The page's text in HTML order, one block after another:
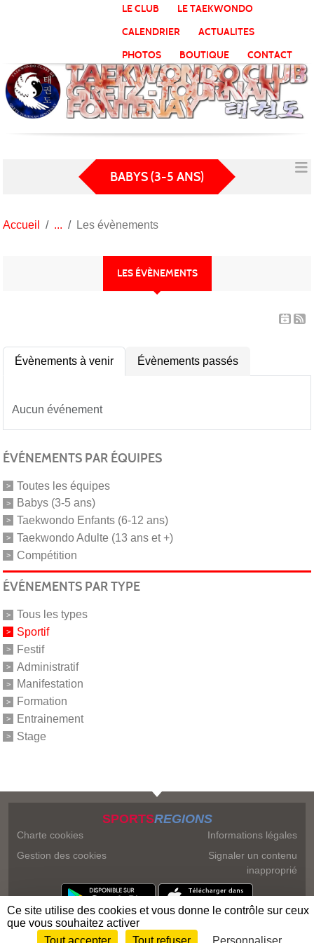
LE CLUB
LE TAEKWONDO
CALENDRIER
ACTUALITES
PHOTOS
BOUTIQUE CONTACT
BABYS (3-5 ANS)
Accueil Les évènements
LES ÉVÈNEMENTS
Évènements à venir Évènements passés
Aucun événement
ÉVÉNEMENTS PAR ÉQUIPES
Toutes les équipes
Babys (3-5 ans)
Taekwondo Enfants (6-12 ans)
Taekwondo Adulte (13 ans et +)
Compétition
ÉVÉNEMENTS PAR TYPE
Tous les types
Sportif
Festif
Administratif
Manifestation
Formation
Entrainement
Stage
SPORTSREGIONS
Charte cookies
Gestion des cookies
Informations légales
Signaler un contenu
inapproprié
Panneau de gestion des cookies
Ce site utilise des cookies et vous donne le contrôle sur ceux
que vous souhaitez activer
Tout accepter
Tout refuser Personnaliser